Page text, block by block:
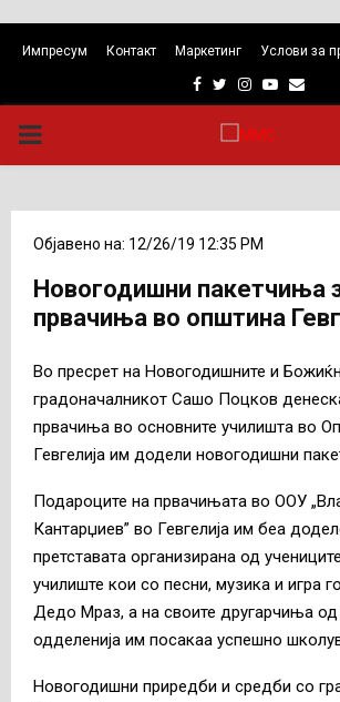
Импресум Контакт Маркетинг Услови за
Facebook
TwitterInstagram
Youtube
Email
PRIMARY
Објавено на: 12/26/19 12:35 PM
Новогодишни пакетчиња
првачиња во општина
Во пресрет на Новогодишните и
градоначалникот Сашо Поцков
првачиња во основните училишта во
Гевгелија им додели новогодишни
Подароците на првачињата во ООУ
Кантарџиев” во Гевгелија им беа
претставата организирана од
училиште кои со песни, музика и игра
Дедо Мраз, а на своите другарчиња од
одделенија им посакаа успешно
Новогодишни приредби и средби со